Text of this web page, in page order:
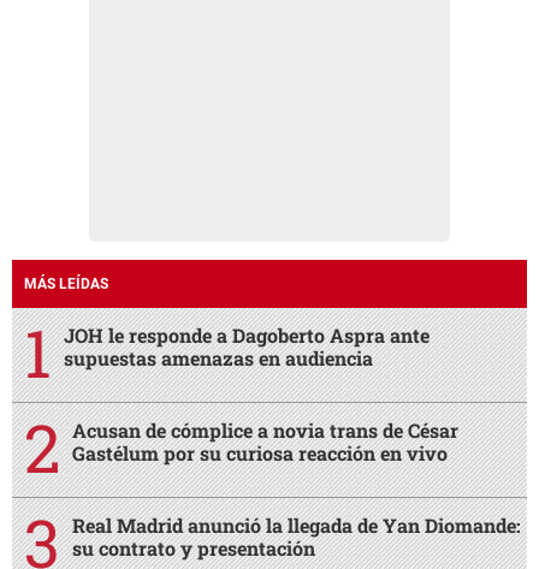
MÁS LEÍDAS
JOH le responde a Dagoberto Aspra ante
supuestas amenazas en audiencia
Acusan de cómplice a novia trans de César
Gastélum por su curiosa reacción en vivo
Real Madrid anunció la llegada de Yan Diomande:
su contrato y presentación